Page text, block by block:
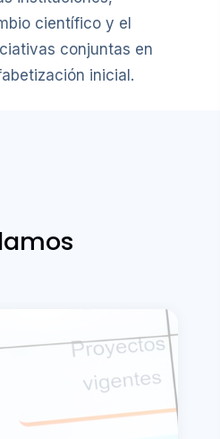
científico y el
conjuntas en
inicial.